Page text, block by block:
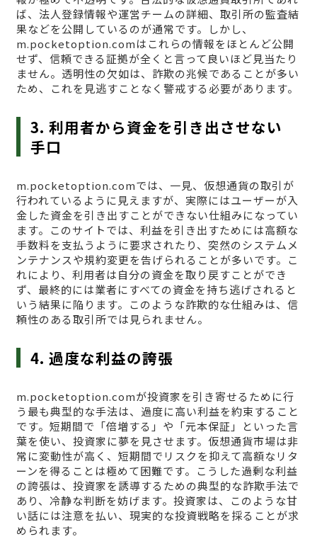
ば、法人登録情報や運営チームの詳細、取引所の監査結
果などを公開しているのが通常です。しかし、
m.pocketoption.comはこれらの情報をほとんど公開
せず、信頼できる証拠が全くと言って良いほど見当たり
ません。透明性の欠如は、詐欺の兆候であることが多い
ため、これを見逃すことなく警戒する必要があります。
3. 利用者から資金を引き出させない
手口
m.pocketoption.comでは、一見、仮想通貨の取引が
行われているように見えますが、実際にはユーザーが入
金した資金を引き出すことができない仕組みになってい
ます。このサイトでは、利益を引き出すためには高額な
手数料を支払うように要求されたり、突然のシステムメ
ンテナンスや規約変更を告げられることが多いです。こ
れにより、利用者は自分の資金を取り戻すことができ
ず、最終的には業者にすべての資金を持ち逃げされると
いう結果に陥ります。このような詐欺的な仕組みは、信
頼性のある取引所では見られません。
4. 過度な利益の誇張
m.pocketoption.comが投資家を引き寄せるために行
う最も典型的な手法は、過度に高い利益を約束すること
です。短期間で「倍増する」や「元本保証」といった言
葉を使い、投資家に夢を見させます。仮想通貨市場は非
常に変動性が高く、短期間でリスクを抑えて高額なリタ
ーンを得ることは極めて困難です。こうした過剰な利益
の誇張は、投資家を誘導するための典型的な詐欺手法で
あり、冷静な判断を妨げます。投資家は、このような甘
い話には注意を払い、現実的な投資戦略を採ることが求
められます。